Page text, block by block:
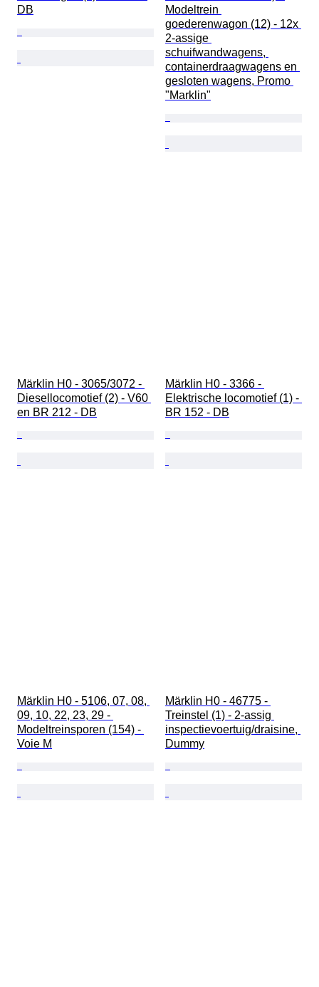
DB
Modeltrein
goederenwagon (12) - 12x
2-assige
schuifwandwagens,
containerdraagwagens en
gesloten wagens, Promo
"Marklin"
Märklin H0 - 3065/3072 -
Diesellocomotief (2) - V60
en BR 212 - DB
Märklin H0 - 3366 -
Elektrische locomotief (1) -
BR 152 - DB
Märklin H0 - 5106, 07, 08,
09, 10, 22, 23, 29 -
Modeltreinsporen (154) -
Voie M
Märklin H0 - 46775 -
Treinstel (1) - 2-assig
inspectievoertuig/draisine,
Dummy